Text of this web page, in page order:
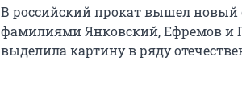
В российский прокат вышел
фамилиями Янковский, Ефремов и
выделила картину в ряду